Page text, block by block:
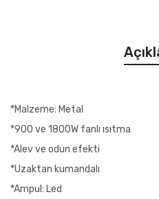
*Malzeme: Metal
*900 ve 1800W fanlı ısıtma
*Alev ve odun efekti
*Uzaktan kumandalı
*Ampul: Led